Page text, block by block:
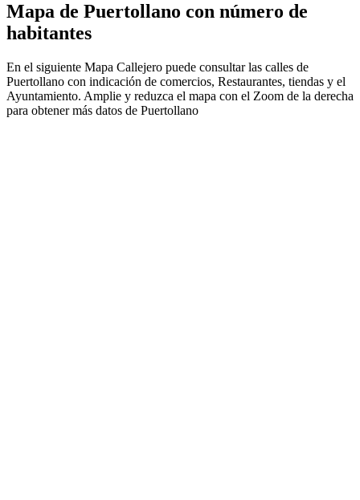
Mapa de Puertollano con número de
habitantes
En el siguiente Mapa Callejero puede consultar las calles de
Puertollano con indicación de comercios, Restaurantes, tiendas y el
Ayuntamiento. Amplie y reduzca el mapa con el Zoom de la derecha
para obtener más datos de Puertollano